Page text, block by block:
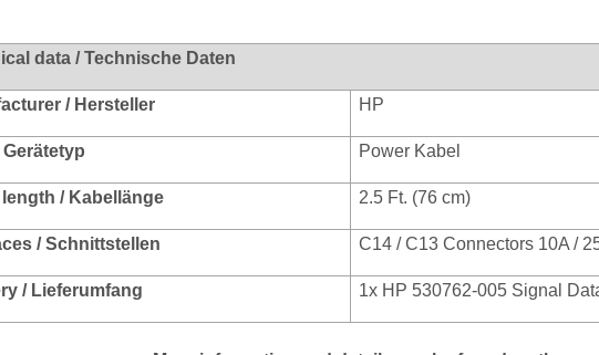
data / Technische Daten
/ Hersteller HP
Gerätetyp Power Kabel
/ Kabellänge 2.5 Ft. (76 cm)
/ Schnittstellen C14 / C13 Connectors 10A /
/ Lieferumfang 1x HP 530762-005 Signal